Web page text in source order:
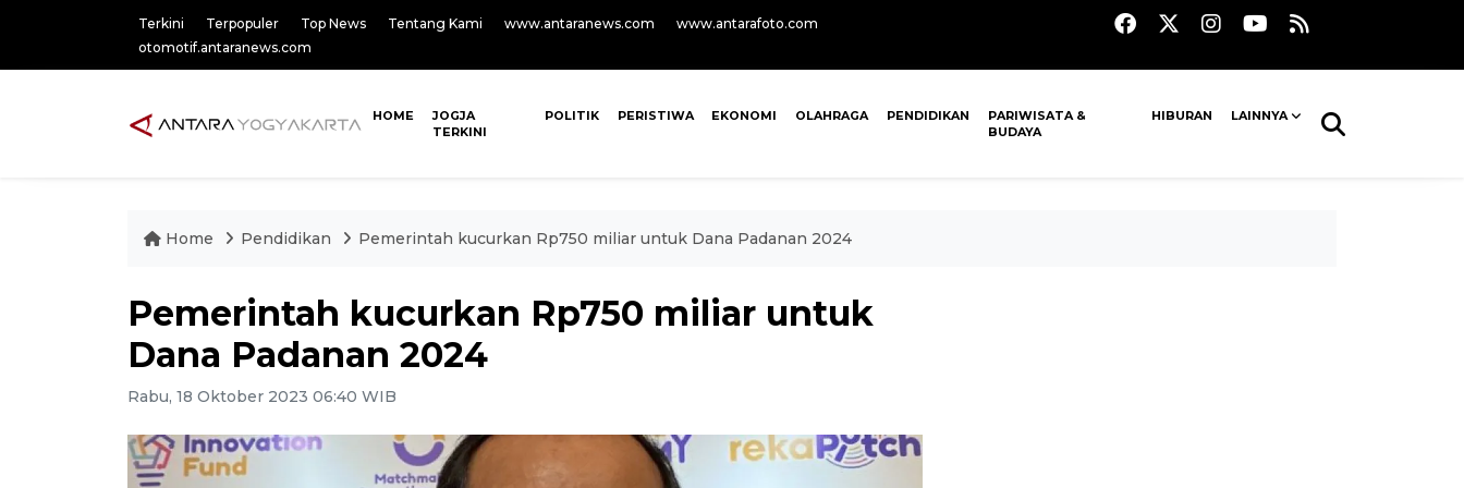
Terkini Terpopuler Top News Tentang Kami www.antaranews.com
www.antarafoto.com
otomotif.antaranews.com
HOME
JOGJA
TERKINI
POLITIK PERISTIWA EKONOMI OLAHRAGA PENDIDIKAN
PARIWISATA &
BUDAYA
HIBURAN LAINNYA
Home Pendidikan Pemerintah kucurkan Rp750 miliar untuk Dana Padanan 2024
Pemerintah kucurkan Rp750 miliar untuk
Dana Padanan 2024
Rabu, 18 Oktober 2023 06:40 WIB